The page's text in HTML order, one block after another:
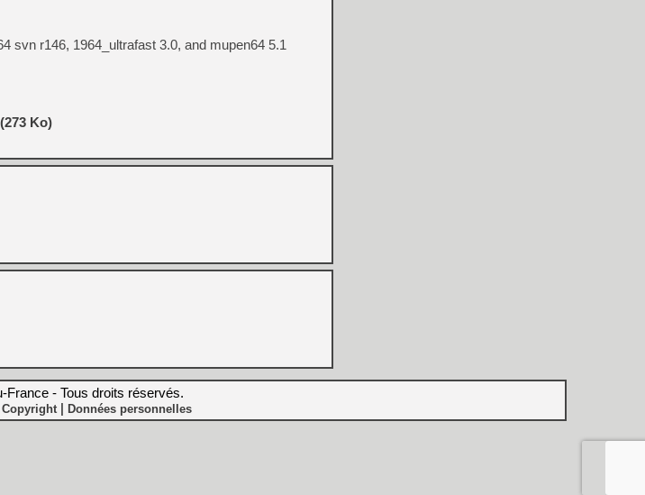
svn r146, 1964_ultrafast 3.0, and mupen64 5.1
Ko)
France - Tous droits réservés.
Copyright| Données personnelles